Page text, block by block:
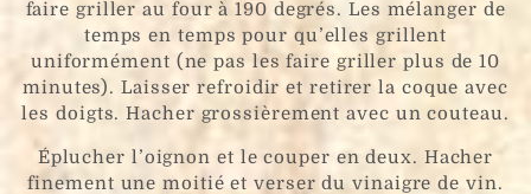
faire griller au four à 190 degrés. Les mélanger de
temps en temps pour qu’elles grillent
uniformément (ne pas les faire griller plus de 10
minutes). Laisser refroidir et retirer la coque avec
les doigts. Hacher grossièrement avec un couteau.
Éplucher l’oignon et le couper en deux. Hacher
finement une moitié et verser du vinaigre de vin.